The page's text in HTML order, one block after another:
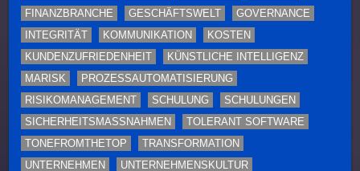
FINANZBRANCHE
GESCHÄFTSWELT
GOVERNANCE
INTEGRITÄT
KOMMUNIKATION
KOSTEN
KUNDENZUFRIEDENHEIT
KÜNSTLICHE INTELLIGENZ
MARISK
PROZESSAUTOMATISIERUNG
RISIKOMANAGEMENT
SCHULUNG
SCHULUNGEN
SICHERHEITSMASSNAHMEN
TOLERANT SOFTWARE
TONEFROMTHETOP
TRANSFORMATION
UNTERNEHMEN
UNTERNEHMENSKULTUR